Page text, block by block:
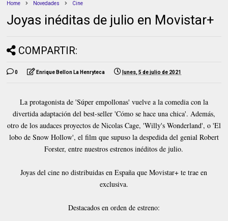
Home Novedades Cine
Joyas inéditas de julio en Movistar+
COMPARTIR:
0 Enrique Bellon La Henryteca lunes, 5 de julio de 2021
La protagonista de 'Súper empollonas' vuelve a la comedia con la
divertida adaptación del best-seller 'Cómo se hace una chica'. Además,
otro de los audaces proyectos de Nicolas Cage, 'Willy's Wonderland', o 'El
lobo de Snow Hollow', el film que supuso la despedida del genial Robert
Forster, entre nuestros estrenos inéditos de julio.
Joyas del cine no distribuidas en España que Movistar+ te trae en
exclusiva.
Destacados en orden de estreno: